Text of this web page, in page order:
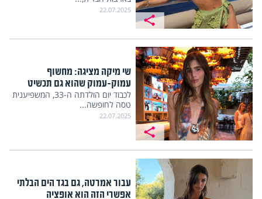
22.07.2025
שי מיקה מציגה: מחשוף
עמוק-עמוק שהוא גם תכשיט
לכבוד יום הולדתה ה-33, המשפיענית
טסה לחופשה...
22.07.2025
עבור אמרטה, גם בגד הים הבלתי
אפשרי הזה הוא אופציה